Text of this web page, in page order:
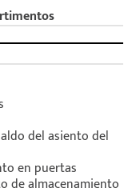
del asiento del
en puertas